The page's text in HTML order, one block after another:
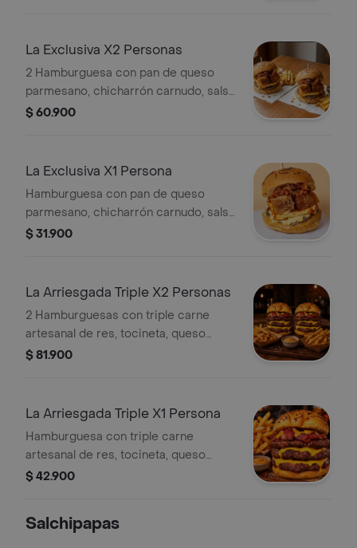
La Exclusiva X2 Personas
2 Hamburguesa con pan de queso
parmesano, chicharrón carnudo, salsa
de la casa, queso frito en miel,
Incluye 2 porciones papa frita.
$ 60.900
La Exclusiva X1 Persona
Hamburguesa con pan de queso
parmesano, chicharrón carnudo, salsa
de la casa, queso frito en miel,
Incluye papa frita.
$ 31.900
La Arriesgada Triple X2 Personas
2 Hamburguesas con triple carne
artesanal de res, tocineta, queso
gratinado, pan de queso parmesano y
$ 81.900
La Arriesgada Triple X1 Persona
Hamburguesa con triple carne
artesanal de res, tocineta, queso
gratinado, pan de queso parmesano y
$ 42.900
Salchipapas